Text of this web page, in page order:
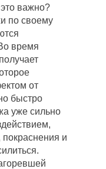
важно?
по своему
время
от
быстро
уже сильно
и